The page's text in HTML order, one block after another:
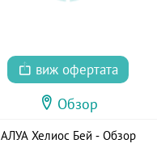
виж офертата
Обзор
АЛУА Хелиос Бей - Обзор